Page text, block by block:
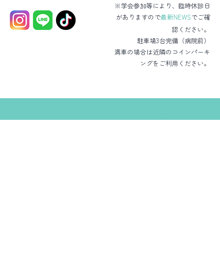
※学会参加等により、臨時休診日
がありますので最新NEWSでご確
認ください。
駐車場3台完備（病院前）
満車の場合は近隣のコインパーキ
ングをご利用ください。
HOME 病院・スタッフ紹介